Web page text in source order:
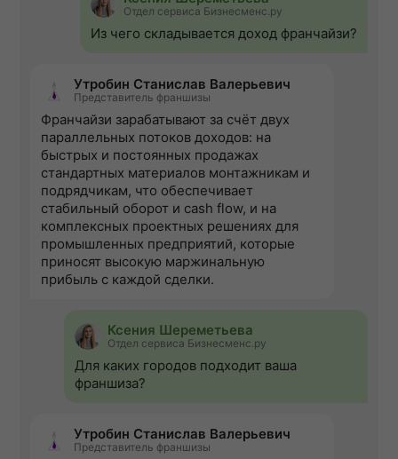
Отдел сервиса Бизнесменс.ру
Из чего складывается доход франчайзи?
Утробин Станислав Валерьевич
Представитель франшизы
Франчайзи зарабатывают за счёт двух
параллельных потоков доходов: на
быстрых и постоянных продажах
стандартных материалов монтажникам и
подрядчикам, что обеспечивает
стабильный оборот и cash flow, и на
комплексных проектных решениях для
промышленных предприятий, которые
приносят высокую маржинальную
прибыль с каждой сделки.
Ксения Шереметьева
Отдел сервиса Бизнесменс.ру
Для каких городов подходит ваша
франшиза?
Утробин Станислав Валерьевич
Представитель франшизы